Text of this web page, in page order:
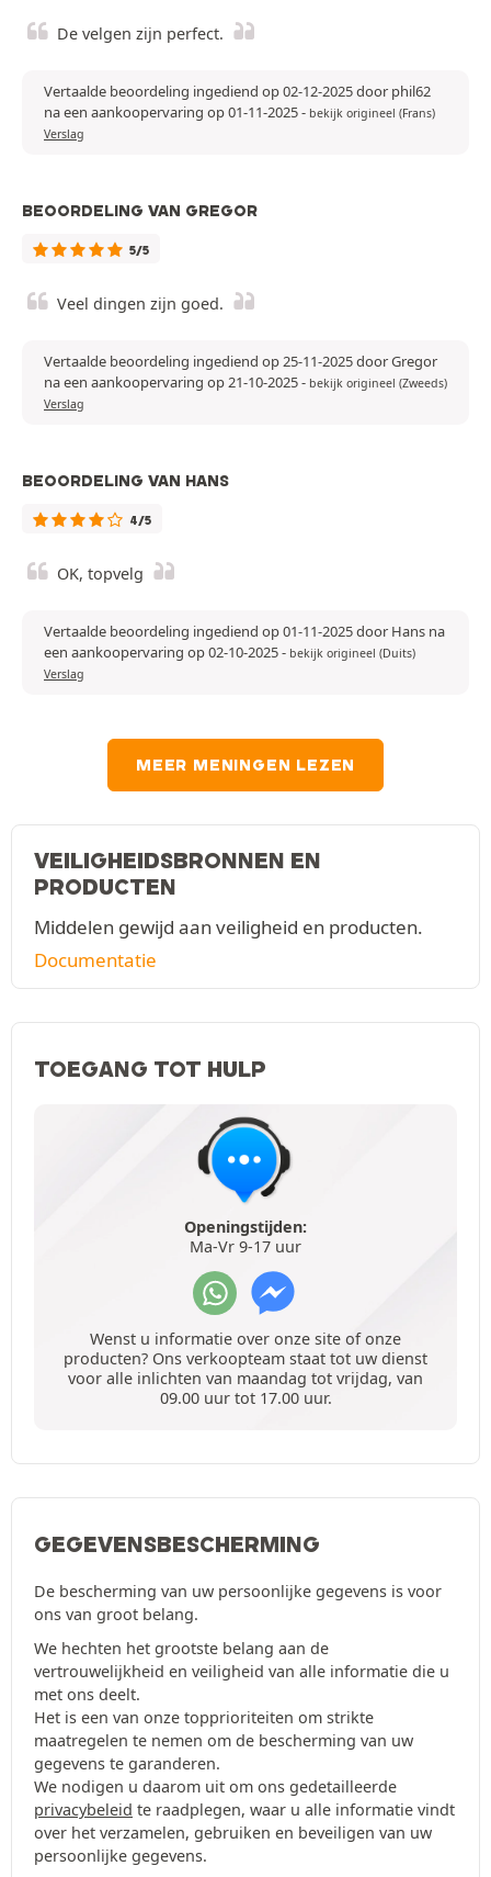
De velgen zijn perfect.
Vertaalde beoordeling ingediend op 02-12-2025 door phil62
na een aankoopervaring op 01-11-2025- bekijk origineel (Frans)
Verslag
BEOORDELING VAN GREGOR
5/5
Veel dingen zijn goed.
Vertaalde beoordeling ingediend op 25-11-2025 door Gregor
na een aankoopervaring op 21-10-2025- bekijk origineel (Zweeds)
Verslag
BEOORDELING VAN HANS
4/5
OK, topvelg
Vertaalde beoordeling ingediend op 01-11-2025 door Hans na
een aankoopervaring op 02-10-2025- bekijk origineel (Duits)
Verslag
MEER MENINGEN LEZEN
VEILIGHEIDSBRONNEN EN
PRODUCTEN
Middelen gewijd aan veiligheid en producten.
Documentatie
TOEGANG TOT HULP
Openingstijden:
Ma-Vr 9-17 uur
Wenst u informatie over onze site of onze
producten? Ons verkoopteam staat tot uw dienst
voor alle inlichten van maandag tot vrijdag, van
09.00 uur tot 17.00 uur.
GEGEVENSBESCHERMING
De bescherming van uw persoonlijke gegevens is voor
ons van groot belang.
We hechten het grootste belang aan de
vertrouwelijkheid en veiligheid van alle informatie die u
met ons deelt.
Het is een van onze topprioriteiten om strikte
maatregelen te nemen om de bescherming van uw
gegevens te garanderen.
We nodigen u daarom uit om ons gedetailleerde
privacybeleid te raadplegen, waar u alle informatie vindt
over het verzamelen, gebruiken en beveiligen van uw
persoonlijke gegevens.